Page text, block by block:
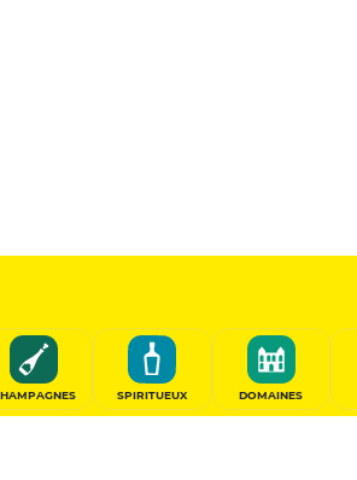
SPIRITUEUX DOMAINES